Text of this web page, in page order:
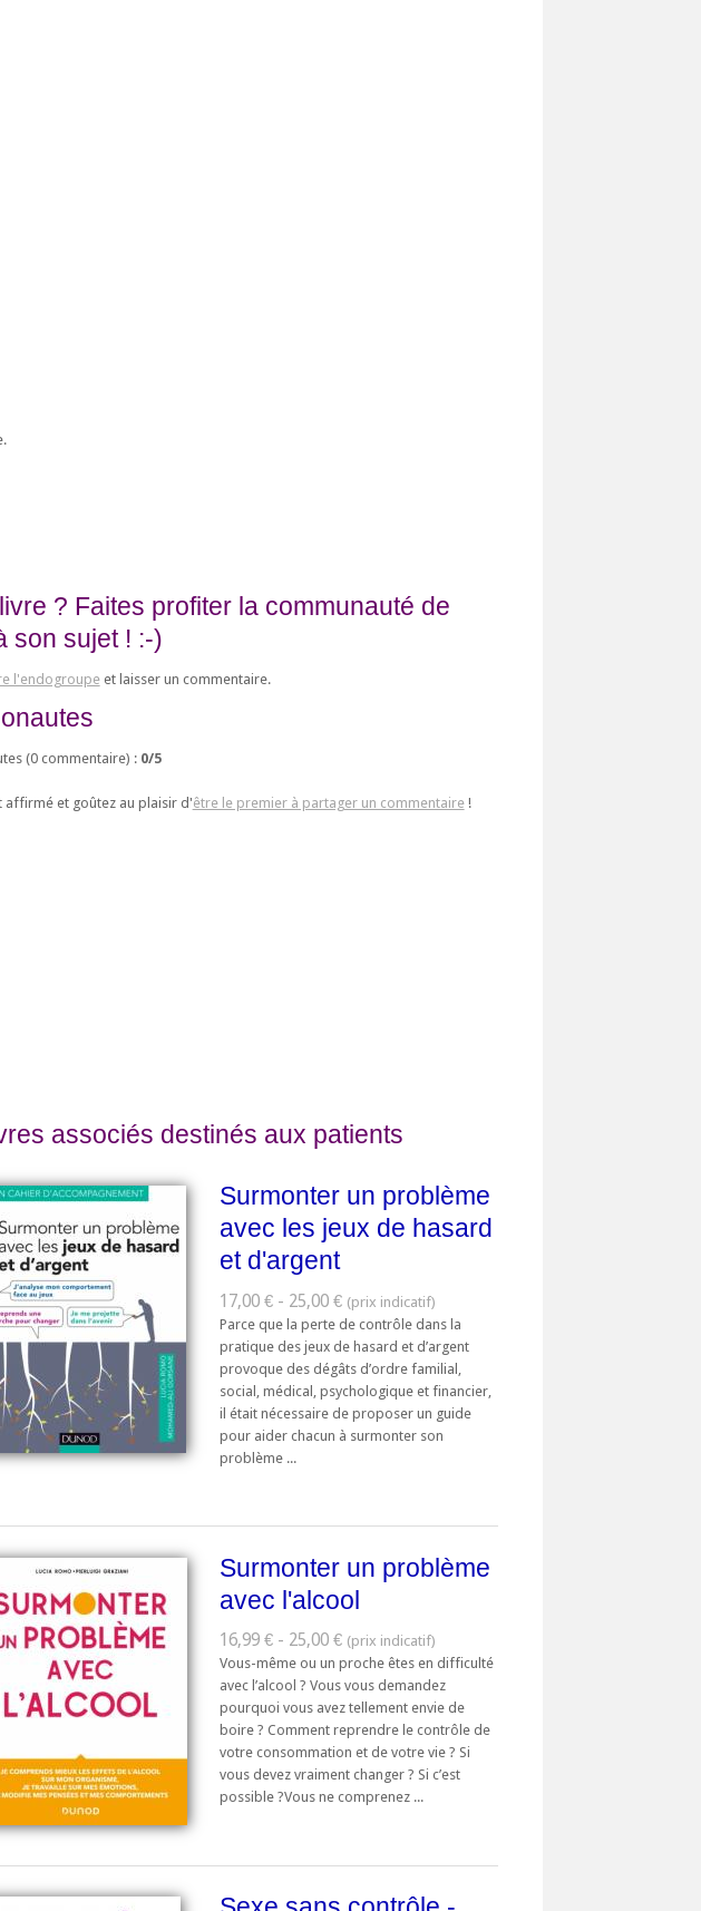
? Faites profiter la communauté de
son sujet ! :-)
l'endogroupeet laisser un commentaire.
(0commentaire) : 0/5
et goûtez au plaisir d'être le premier à partager un commentaire!
associés destinés aux patients
Surmonter un problème
avec les jeux de hasard
et d'argent
17,00 € - 25,00 €
Parce que la perte de contrôle dans la
pratique des jeux de hasard et d’argent
provoque des dégâts d’ordre familial,
social, médical, psychologique et financier,
il était nécessaire de proposer un guide
pour aider chacun à surmonter son
problème ...
Surmonter un problème
avec l'alcool
16,99 € - 25,00 €
Vous-même ou un proche êtes en difficulté
avec l’alcool ? Vous vous demandez
pourquoi vous avez tellement envie de
boire ? Comment reprendre le contrôle de
votre consommation et de votre vie ? Si
vous devez vraiment changer ? Si c’est
possible ?Vous ne comprenez ...